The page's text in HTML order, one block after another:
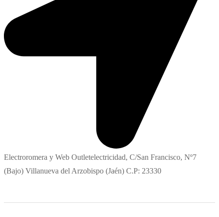
Electroromera y Web Outletelectricidad, C/San Francisco, Nº7
(Bajo) Villanueva del Arzobispo (Jaén) C.P: 23330